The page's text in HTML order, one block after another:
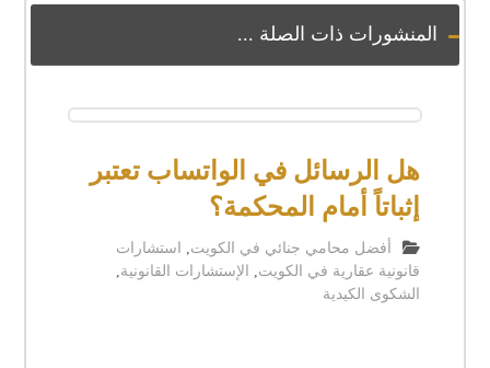
المنشورات ذات الصلة ...
هل الرسائل في الواتساب تعتبر
إثباتاً أمام المحكمة؟
أفضل محامي جنائي في الكويت,
استشارات
قانونية عقارية في الكويت, الإستشارات القانونية,
الشكوى الكيدية